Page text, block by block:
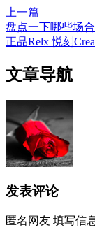
上一篇
盘点一下哪些场
正品Relx 悦刻
文章导航
发表评论
匿名网友 填写信